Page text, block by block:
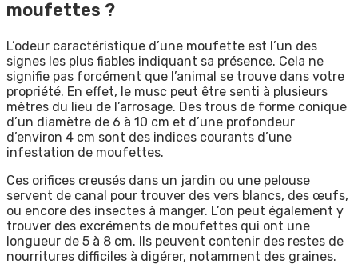
moufettes ?
L’odeur caractéristique d’une moufette est l’un des
signes les plus fiables indiquant sa présence. Cela ne
signifie pas forcément que l’animal se trouve dans votre
propriété. En effet, le musc peut être senti à plusieurs
mètres du lieu de l’arrosage. Des trous de forme conique
d’un diamètre de 6 à 10 cm et d’une profondeur
d’environ 4 cm sont des indices courants d’une
infestation de moufettes.
Ces orifices creusés dans un jardin ou une pelouse
servent de canal pour trouver des vers blancs, des œufs,
ou encore des insectes à manger. L’on peut également y
trouver des excréments de moufettes qui ont une
longueur de 5 à 8 cm. Ils peuvent contenir des restes de
nourritures difficiles à digérer, notamment des graines.